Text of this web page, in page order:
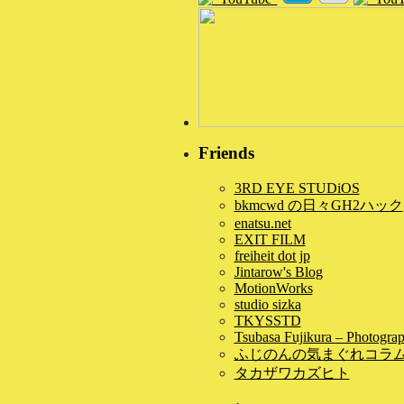
Friends
3RD EYE STUDiOS
bkmcwd の日々GH2ハック
enatsu.net
EXIT FILM
freiheit dot jp
Jintarow's Blog
MotionWorks
studio sizka
TKYSSTD
Tsubasa Fujikura –
ふじのんの気まぐれコラ
タカザワカズヒト